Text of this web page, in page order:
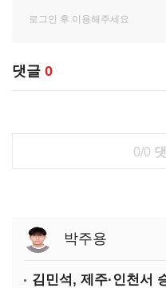
댓글 0
0/0
박주용